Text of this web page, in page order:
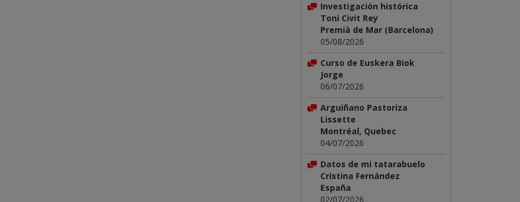
Investigación histórica
Toni Civit Rey
Premià de Mar (Barcelona)
05/08/2026
Curso de Euskera Biok
Jorge
06/07/2026
Arguiñano Pastoriza
Lissette
Montréal, Quebec
04/07/2026
Datos de mi tatarabuelo
Cristina Fernández
España
02/07/2026